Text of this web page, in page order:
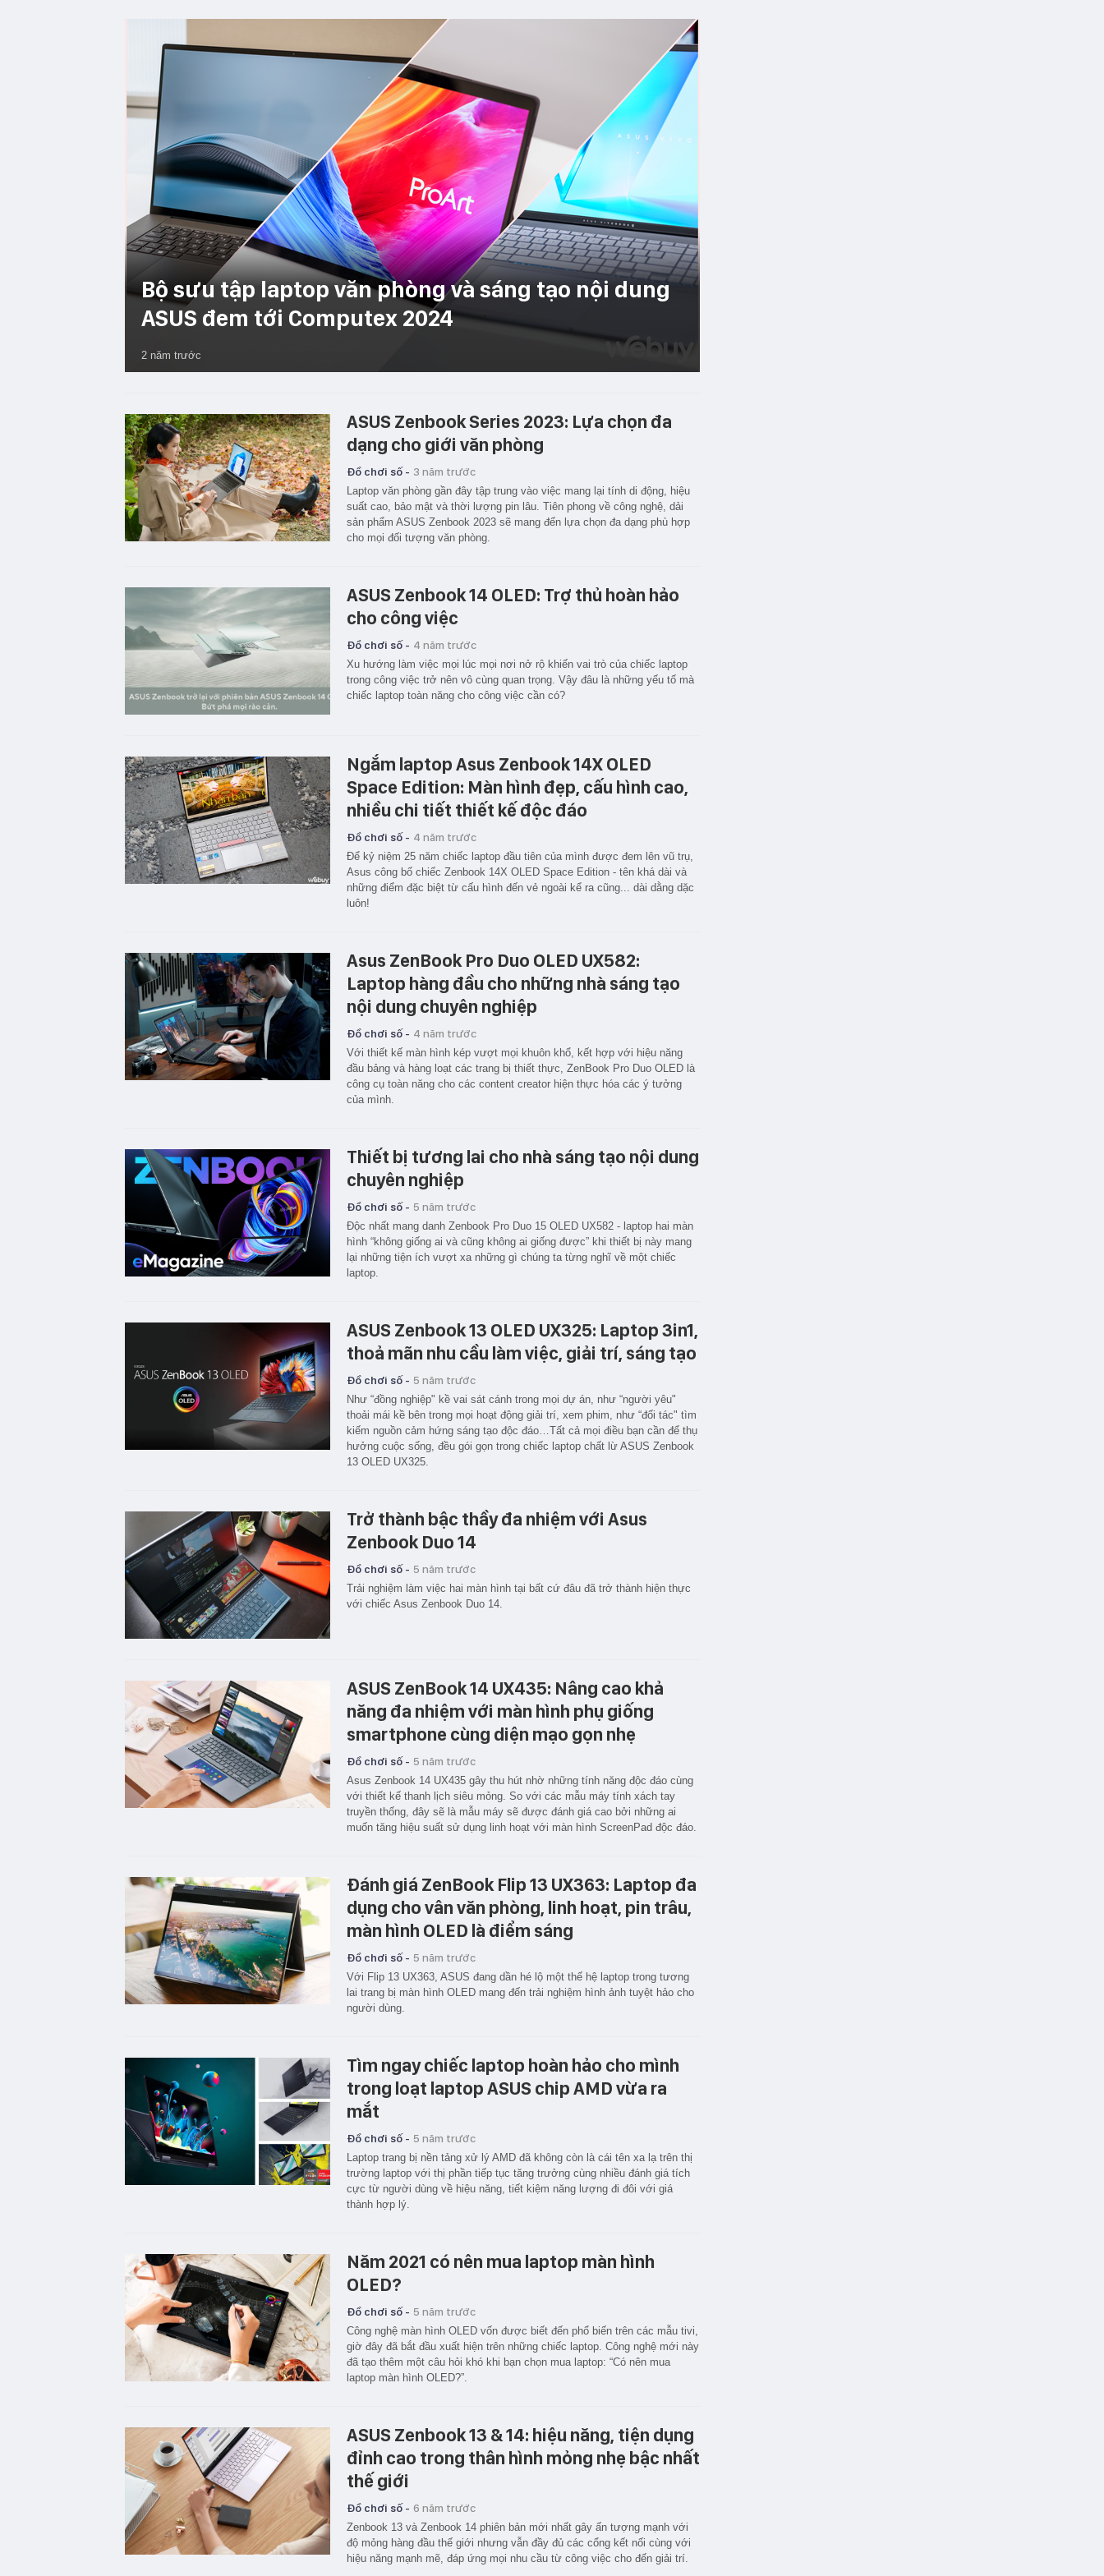
Bộ sưu tập laptop văn phòng và sáng tạo nội dung
ASUS đem tới Computex 2024
2 năm trước
ASUS Zenbook Series 2023: Lựa chọn đa
dạng cho giới văn phòng
Đồ chơi số - 3 năm trước
Laptop văn phòng gần đây tập trung vào việc mang lại tính di động, hiệu
suất cao, bảo mật và thời lượng pin lâu. Tiên phong về công nghệ, dải
sản phẩm ASUS Zenbook 2023 sẽ mang đến lựa chọn đa dạng phù hợp
cho mọi đối tượng văn phòng.
ASUS Zenbook 14 OLED: Trợ thủ hoàn hảo
cho công việc
Đồ chơi số - 4 năm trước
Xu hướng làm việc mọi lúc mọi nơi nở rộ khiến vai trò của chiếc laptop
trong công việc trở nên vô cùng quan trọng. Vậy đâu là những yếu tố mà
chiếc laptop toàn năng cho công việc cần có?
Ngắm laptop Asus Zenbook 14X OLED
Space Edition: Màn hình đẹp, cấu hình cao,
nhiều chi tiết thiết kế độc đáo
Đồ chơi số - 4 năm trước
Để kỷ niệm 25 năm chiếc laptop đầu tiên của mình được đem lên vũ trụ,
Asus công bố chiếc Zenbook 14X OLED Space Edition - tên khá dài và
những điểm đặc biệt từ cấu hình đến vẻ ngoài kể ra cũng... dài dằng dặc
luôn!
Asus ZenBook Pro Duo OLED UX582:
Laptop hàng đầu cho những nhà sáng tạo
nội dung chuyên nghiệp
Đồ chơi số - 4 năm trước
Với thiết kế màn hình kép vượt mọi khuôn khổ, kết hợp với hiệu năng
đầu bảng và hàng loạt các trang bị thiết thực, ZenBook Pro Duo OLED là
công cụ toàn năng cho các content creator hiện thực hóa các ý tưởng
của mình.
Thiết bị tương lai cho nhà sáng tạo nội dung
chuyên nghiệp
Đồ chơi số - 5 năm trước
Độc nhất mang danh Zenbook Pro Duo 15 OLED UX582 - laptop hai màn
hình “không giống ai và cũng không ai giống được” khi thiết bị này mang
lại những tiện ích vượt xa những gì chúng ta từng nghĩ về một chiếc
laptop.
ASUS Zenbook 13 OLED UX325: Laptop 3in1,
thoả mãn nhu cầu làm việc, giải trí, sáng tạo
Đồ chơi số - 5 năm trước
Như “đồng nghiệp" kề vai sát cánh trong mọi dự án, như “người yêu"
thoải mái kề bên trong mọi hoạt động giải trí, xem phim, như “đối tác" tìm
kiếm nguồn cảm hứng sáng tạo độc đáo…Tất cả mọi điều bạn cần để thụ
hưởng cuộc sống, đều gói gọn trong chiếc laptop chất lừ ASUS Zenbook
13 OLED UX325.
Trở thành bậc thầy đa nhiệm với Asus
Zenbook Duo 14
Đồ chơi số - 5 năm trước
Trải nghiệm làm việc hai màn hình tại bất cứ đâu đã trở thành hiện thực
với chiếc Asus Zenbook Duo 14.
ASUS ZenBook 14 UX435: Nâng cao khả
năng đa nhiệm với màn hình phụ giống
smartphone cùng diện mạo gọn nhẹ
Đồ chơi số - 5 năm trước
Asus Zenbook 14 UX435 gây thu hút nhờ những tính năng độc đáo cùng
với thiết kế thanh lịch siêu mỏng. So với các mẫu máy tính xách tay
truyền thống, đây sẽ là mẫu máy sẽ được đánh giá cao bởi những ai
muốn tăng hiệu suất sử dụng linh hoạt với màn hình ScreenPad độc đáo.
Đánh giá ZenBook Flip 13 UX363: Laptop đa
dụng cho vân văn phòng, linh hoạt, pin trâu,
màn hình OLED là điểm sáng
Đồ chơi số - 5 năm trước
Với Flip 13 UX363, ASUS đang dần hé lộ một thế hệ laptop trong tương
lai trang bị màn hình OLED mang đến trải nghiệm hình ảnh tuyệt hảo cho
người dùng.
Tìm ngay chiếc laptop hoàn hảo cho mình
trong loạt laptop ASUS chip AMD vừa ra
mắt
Đồ chơi số - 5 năm trước
Laptop trang bị nền tảng xử lý AMD đã không còn là cái tên xa lạ trên thị
trường laptop với thị phần tiếp tục tăng trưởng cùng nhiều đánh giá tích
cực từ người dùng về hiệu năng, tiết kiệm năng lượng đi đôi với giá
thành hợp lý.
Năm 2021 có nên mua laptop màn hình
OLED?
Đồ chơi số - 5 năm trước
Công nghệ màn hình OLED vốn được biết đến phổ biến trên các mẫu tivi,
giờ đây đã bắt đầu xuất hiện trên những chiếc laptop. Công nghệ mới này
đã tạo thêm một câu hỏi khó khi bạn chọn mua laptop: “Có nên mua
laptop màn hình OLED?”.
ASUS Zenbook 13 & 14: hiệu năng, tiện dụng
đỉnh cao trong thân hình mỏng nhẹ bậc nhất
thế giới
Đồ chơi số - 6 năm trước
Zenbook 13 và Zenbook 14 phiên bản mới nhất gây ấn tượng mạnh với
độ mỏng hàng đầu thế giới nhưng vẫn đầy đủ các cổng kết nối cùng với
hiệu năng mạnh mẽ, đáp ứng mọi nhu cầu từ công việc cho đến giải trí.